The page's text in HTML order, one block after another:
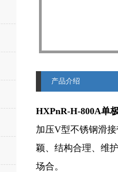
产品介绍
HXPnR-H-800A单
加压V型不锈钢滑
颖、结构合理、维
场合。